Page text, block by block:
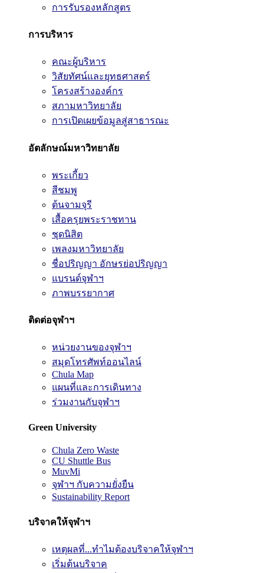
การรับรองหลักสูตร
การบริหาร
คณะผู้บริหาร
วิสัยทัศน์และยุทธศาสตร์
โครงสร้างองค์กร
สภามหาวิทยาลัย
การเปิดเผยข้อมูลสู่สาธารณะ
อัตลักษณ์มหาวิทยาลัย
พระเกี้ยว
สีชมพู
ต้นจามจุรี
เสื้อครุยพระราชทาน
ชุดนิสิต
เพลงมหาวิทยาลัย
ชื่อปริญญา อักษรย่อปริญญา
แบรนด์จุฬาฯ
ภาพบรรยากาศ
ติดต่อจุฬาฯ
หน่วยงานของจุฬาฯ
สมุดโทรศัพท์ออนไลน์
Chula Map
แผนที่และการเดินทาง
ร่วมงานกับจุฬาฯ
Green University
Chula Zero Waste
CU Shuttle Bus
MuvMi
จุฬาฯ กับความยั่งยืน
Sustainability Report
บริจาคให้จุฬาฯ
เหตุผลที่...ทำไมต้องบริจาคให้จุฬาฯ
เริ่มต้นบริจาค